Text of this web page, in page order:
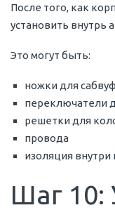
После того, как
установить внутрь
Это могут быть:
ножки для
переключатели
решетки для
провода
изоляция внутри
Шаг 10: